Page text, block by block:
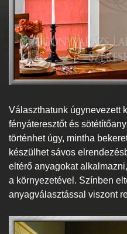
Választhatunk úgynevezett
fényáteresztőt és
történhet úgy, mintha
készülhet sávos
eltérő anyagokat
a környezetével. Színben
anyagválasztással viszont